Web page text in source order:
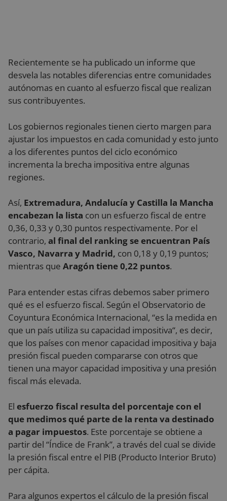
Recientemente se ha publicado un informe que
desvela las notables diferencias entre comunidades
autónomas en cuanto al esfuerzo fiscal que realizan
sus contribuyentes.
Los gobiernos regionales tienen cierto margen para
ajustar los impuestos en cada comunidad y esto junto
a los diferentes puntos del ciclo económico
incrementa la brecha impositiva entre algunas
regiones.
Así, Extremadura, Andalucía y Castilla la Mancha
encabezan la lista con un esfuerzo fiscal de entre
0,36, 0,33 y 0,30 puntos respectivamente. Por el
contrario, al final del ranking se encuentran País
Vasco, Navarra y Madrid, con 0,18 y 0,19 puntos;
mientras que Aragón tiene 0,22 puntos.
Para entender estas cifras debemos saber primero
qué es el esfuerzo fiscal. Según el Observatorio de
Coyuntura Económica Internacional, “es la medida en
que un país utiliza su capacidad impositiva“, es decir,
que los países con menor capacidad impositiva y baja
presión fiscal pueden compararse con otros que
tienen una mayor capacidad impositiva y una presión
fiscal más elevada.
El esfuerzo fiscal resulta del porcentaje con el
que medimos qué parte de la renta va destinado
a pagar impuestos. Este porcentaje se obtiene a
partir del “Índice de Frank”, a través del cual se divide
la presión fiscal entre el PIB (Producto Interior Bruto)
per cápita.
Para algunos expertos el cálculo de la presión fiscal